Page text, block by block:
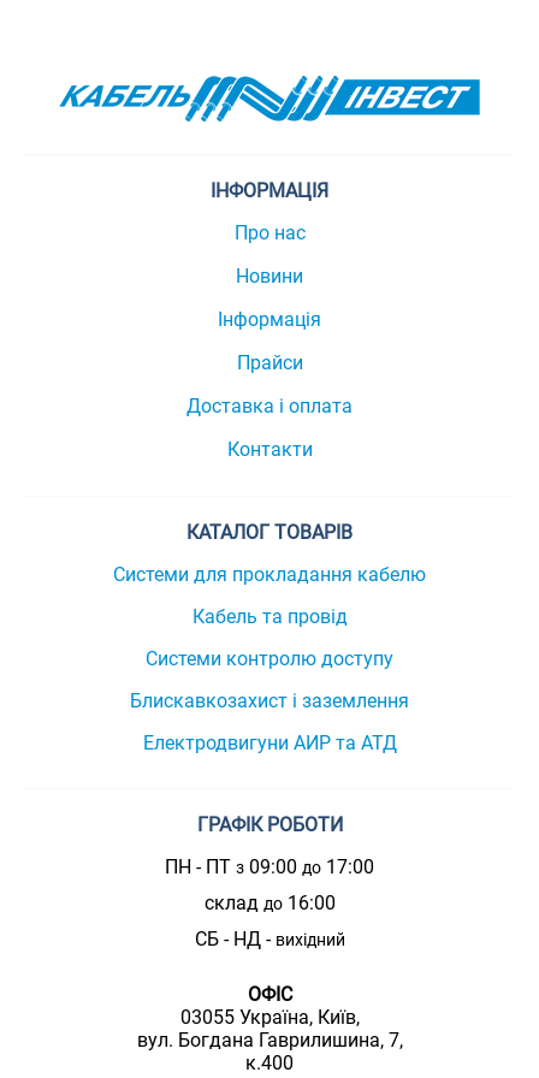
ІНФОРМАЦІЯ
Про нас
Новини
Інформація
Прайси
Доставка і оплата
Контакти
КАТАЛОГ ТОВАРІВ
Системи для прокладання кабелю
Кабель та провід
Системи контролю доступу
Блискавкозахист і заземлення
Електродвигуни АИР та АТД
ГРАФІК РОБОТИ
ПН - ПТ з 09:00 до 17:00
склад до16:00
СБ - НД - вихідний
ОФІС
03055 Україна, Київ,
вул. Богдана Гаврилишина, 7,
к.400